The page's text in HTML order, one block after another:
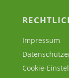
Impressum
Cookie-